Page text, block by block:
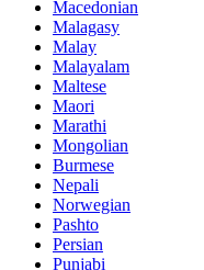
Macedonian
Malagasy
Malay
Malayalam
Maltese
Maori
Marathi
Mongolian
Burmese
Nepali
Norwegian
Pashto
Persian
Punjabi